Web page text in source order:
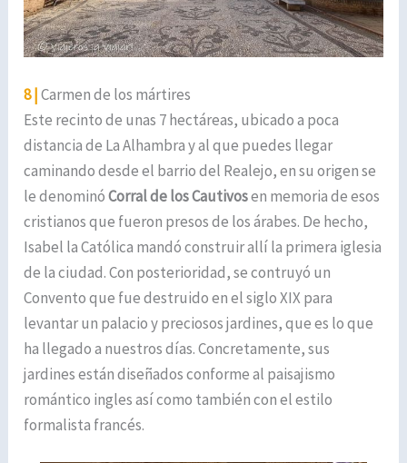
8 |Carmen de los mártires
Este recinto de unas 7 hectáreas, ubicado a poca
distancia de La Alhambra y al que puedes llegar
caminando desde el barrio del Realejo, en su origen se
le denominóCorral de los Cautivosen memoria de esos
cristianos que fueron presos de los árabes. De hecho,
Isabel la Católica mandó construir allí la primera iglesia
de la ciudad. Con posterioridad, se contruyó un
Convento que fue destruido en el siglo XIX para
levantar un palacio y preciosos jardines, que es lo que
ha llegado a nuestros días. Concretamente, sus
jardines están diseñados conforme al paisajismo
romántico ingles así como también con el estilo
formalista francés.